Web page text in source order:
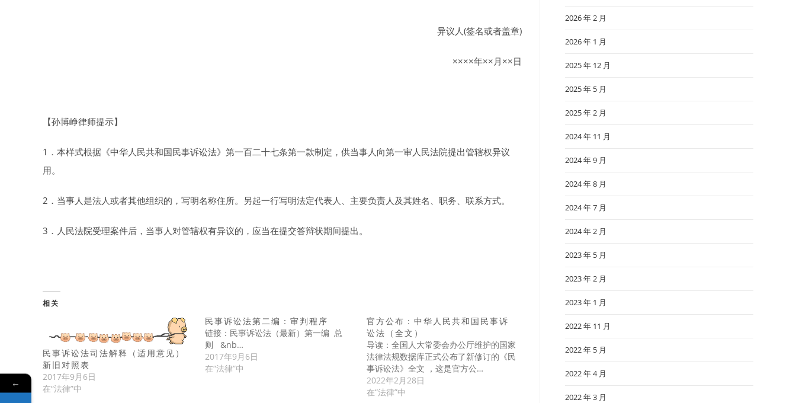
异议人(签名或者盖章)
××××年××月××日
【孙博峥律师提示】
1．本样式根据《中华人民共和国民事诉讼法》第一百二十七条第一款制定，供当事人向第一审人民法院提出管辖权异议
用。
2．当事人是法人或者其他组织的，写明名称住所。另起一行写明法定代表人、主要负责人及其姓名、职务、联系方式。
3．人民法院受理案件后，当事人对管辖权有异议的，应当在提交答辩状期间提出。
相关
民事诉讼法司法解释（适用意见）
新旧对照表
2017年9月6日
在“法律”中
民事诉讼法第二编：审判程序
链接：民事诉讼法（最新）第一编 总
则 &nb…
2017年9月6日
在“法律”中
官方公布：中华人民共和国民事诉
讼法（全文）
导读：全国人大常委会办公厅维护的国家
法律法规数据库正式公布了新修订的《民
事诉讼法》全文 ，这是官方公…
2022年2月28日
在“法律”中
2026 年 2 月
2026 年 1 月
2025 年 12 月
2025 年 5 月
2025 年 2 月
2024 年 11 月
2024 年 9 月
2024 年 8 月
2024 年 7 月
2024 年 2 月
2023 年 5 月
2023 年 2 月
2023 年 1 月
2022 年 11 月
2022 年 5 月
2022 年 4 月
2022 年 3 月
←